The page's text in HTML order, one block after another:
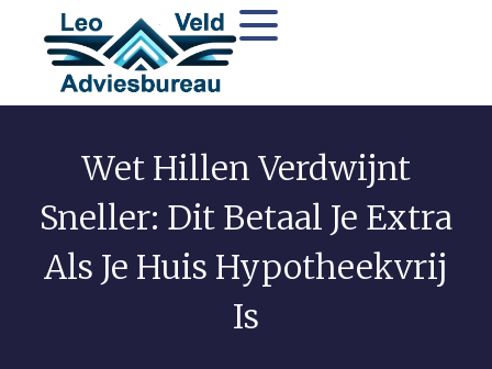
Wet Hillen Verdwijnt
Sneller: Dit Betaal Je Extra
Als Je Huis Hypotheekvrij
Is